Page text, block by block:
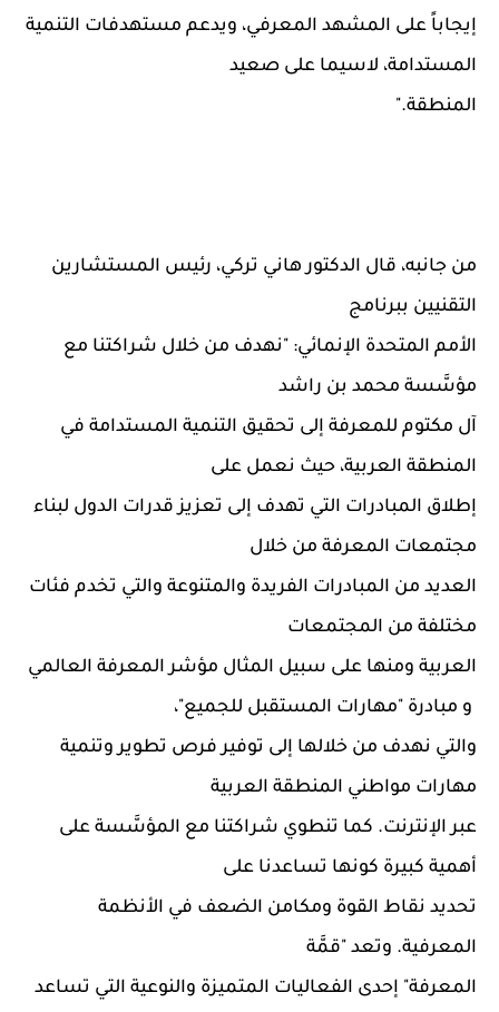
إيجاباً على المشهد المعرفي، ويدعم مستهدفات التنمية
المستدامة، لاسيما على صعيد
المنطقة."
من جانبه، قال الدكتور هاني تركي، رئيس المستشارين
التقنيين ببرنامج
الأمم المتحدة الإنمائي: "نهدف من خلال شراكتنا مع
مؤسَّسة محمد بن راشد
آل مكتوم للمعرفة إلى تحقيق التنمية المستدامة في
المنطقة العربية، حيث نعمل على
إطلاق المبادرات التي تهدف إلى تعزيز قدرات الدول لبناء
مجتمعات المعرفة من خلال
العديد من المبادرات الفريدة والمتنوعة والتي تخدم فئات
مختلفة من المجتمعات
العربية ومنها على سبيل المثال مؤشر المعرفة العالمي
و مبادرة "مهارات المستقبل للجميع"،
والتي نهدف من خلالها إلى توفير فرص تطوير وتنمية
مهارات مواطني المنطقة العربية
عبر الإنترنت. كما تنطوي شراكتنا مع المؤسَّسة على
أهمية كبيرة كونها تساعدنا على
تحديد نقاط القوة ومكامن الضعف في الأنظمة
المعرفية. وتعد "قمَّة
المعرفة" إحدى الفعاليات المتميزة والنوعية التي تساعد